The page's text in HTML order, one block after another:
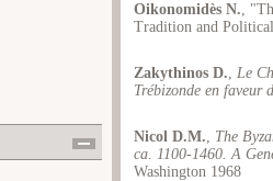
Oikonomidès N.,
Tradition and
Zakythinos D., Le
Trébizonde en faveur
Nicol D.M., The
ca. 1100-1460. A
Washington 1968